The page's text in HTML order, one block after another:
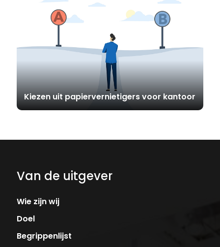
Kiezen uit papiervernietigers voor kantoor
Van de uitgever
Wie zijn wij
Doel
Begrippenlijst